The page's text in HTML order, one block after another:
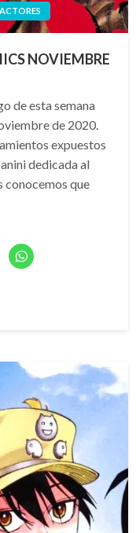
NOVIEMBRE
de esta semana
de 2020.
expuestos
dedicada al
conocemos que